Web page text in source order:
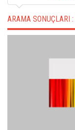
ARAMA SONUÇLARI :